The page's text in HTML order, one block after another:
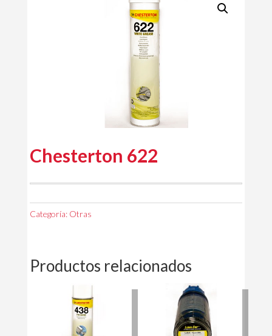
Chesterton 622
Categoría: Otras
Productos relacionados